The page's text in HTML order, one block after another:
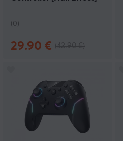
(0)
29.90 €